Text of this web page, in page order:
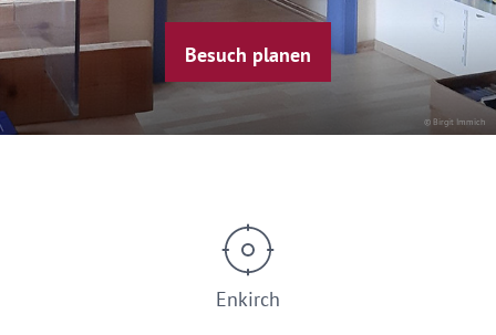
© Birgit Immich
Besuch planen
Enkirch